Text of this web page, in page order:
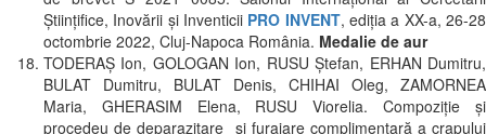
Ştiinţifice, Inovării şi Inventicii PRO INVENT, ediția a XX-a, 26-28
octombrie 2022, Cluj-Napoca România. Medalie de aur
TODERAȘ Ion, GOLOGAN Ion, RUSU Ștefan, ERHAN Dumitru,
BULAT Dumitru, BULAT Denis, CHIHAI Oleg, ZAMORNEA
Maria, GHERASIM Elena, RUSU Viorelia. Compoziție și
procedeu de deparazitare şi furajare complimentară a crapului